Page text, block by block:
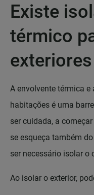
Existe
térmico
A envolvente térmica
habitações é uma
ser cuidada, a
se esqueça também
ser necessário isolar o
Ao isolar o exterior,